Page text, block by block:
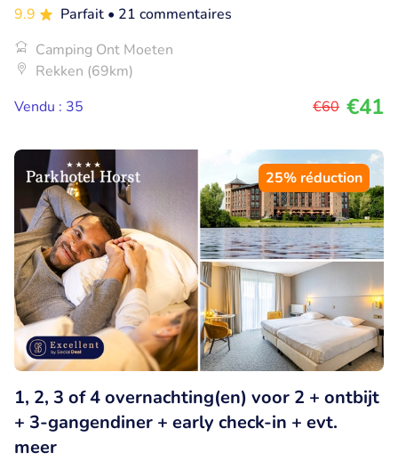
9.9 Parfait • 21 commentaires
Camping Ont Moeten
Rekken (69km)
Vendu : 35
€60 €41
25% réduction
1, 2, 3 of 4 overnachting(en) voor 2 + ontbijt
+ 3-gangendiner + early check-in + evt.
meer